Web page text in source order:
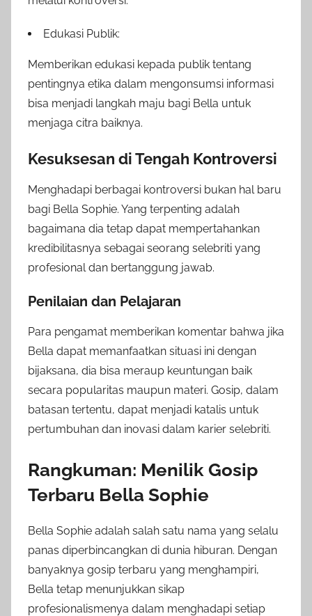
Edukasi Publik:
Memberikan edukasi kepada publik tentang
pentingnya etika dalam mengonsumsi informasi
bisa menjadi langkah maju bagi Bella untuk
menjaga citra baiknya.
Kesuksesan di Tengah Kontroversi
Menghadapi berbagai kontroversi bukan hal baru
bagi Bella Sophie. Yang terpenting adalah
bagaimana dia tetap dapat mempertahankan
kredibilitasnya sebagai seorang selebriti yang
profesional dan bertanggung jawab.
Penilaian dan Pelajaran
Para pengamat memberikan komentar bahwa jika
Bella dapat memanfaatkan situasi ini dengan
bijaksana, dia bisa meraup keuntungan baik
secara popularitas maupun materi. Gosip, dalam
batasan tertentu, dapat menjadi katalis untuk
pertumbuhan dan inovasi dalam karier selebriti.
Rangkuman: Menilik Gosip
Terbaru Bella Sophie
Bella Sophie adalah salah satu nama yang selalu
panas diperbincangkan di dunia hiburan. Dengan
banyaknya gosip terbaru yang menghampiri,
Bella tetap menunjukkan sikap
profesionalismenya dalam menghadapi setiap